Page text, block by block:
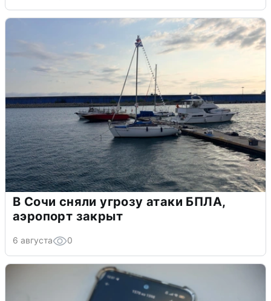
В Сочи сняли угрозу атаки БПЛА,
аэропорт закрыт
6 августа 0